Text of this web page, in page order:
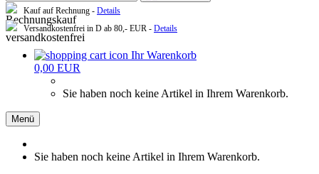
Kauf auf Rechnung - Details
Versandkostenfrei in D ab 80,- EUR - Details
Ihr Warenkorb
0,00 EUR
Sie haben noch keine Artikel in Ihrem Warenkorb.
Menü
Sie haben noch keine Artikel in Ihrem Warenkorb.